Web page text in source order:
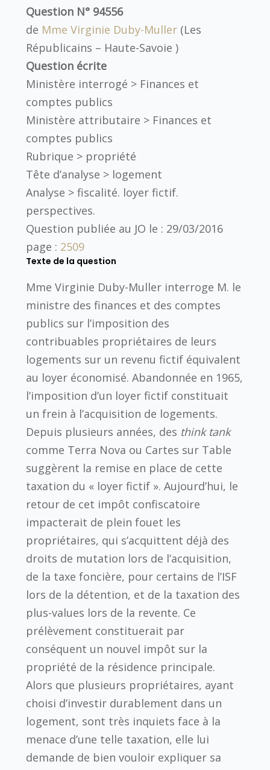
Question N° 94556
de Mme Virginie Duby-Muller(Les
Républicains – Haute-Savoie )
Question écrite
Ministère interrogé > Finances et
comptes publics
Ministère attributaire > Finances et
comptes publics
Rubrique > propriété
Tête d’analyse > logement
Analyse > fiscalité. loyer fictif.
perspectives.
Question publiée au JO le : 29/03/2016
page : 2509
Texte de la question
Mme Virginie Duby-Muller interroge M. le
ministre des finances et des comptes
publics sur l’imposition des
contribuables propriétaires de leurs
logements sur un revenu fictif équivalent
au loyer économisé. Abandonnée en 1965,
l’imposition d’un loyer fictif constituait
un frein à l’acquisition de logements.
Depuis plusieurs années, des think tank
comme Terra Nova ou Cartes sur Table
suggèrent la remise en place de cette
taxation du « loyer fictif ». Aujourd’hui, le
retour de cet impôt confiscatoire
impacterait de plein fouet les
propriétaires, qui s’acquittent déjà des
droits de mutation lors de l’acquisition,
de la taxe foncière, pour certains de l’ISF
lors de la détention, et de la taxation des
plus-values lors de la revente. Ce
prélèvement constituerait par
conséquent un nouvel impôt sur la
propriété de la résidence principale.
Alors que plusieurs propriétaires, ayant
choisi d’investir durablement dans un
logement, sont très inquiets face à la
menace d’une telle taxation, elle lui
demande de bien vouloir expliquer sa